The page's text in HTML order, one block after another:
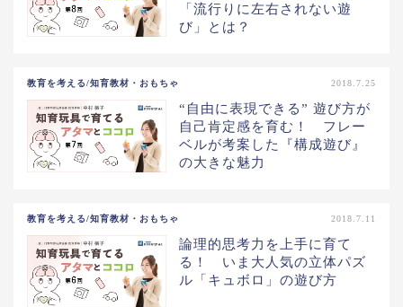
「流行りに左右されない遊
び」とは？
教育を考える/知育教材・おもちゃ 2018.7.25
“自由に表現できる” 遊び方が
自己肯定感を育む！ フレー
ベルが考案した『構成遊び』
の大きな魅力
教育を考える/知育教材・おもちゃ 2018.7.11
論理的思考力を上手に育て
る！ いま大人気の立体パズ
ル「キュボロ」の遊び方